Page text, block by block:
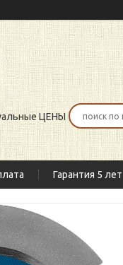
ЦЕНЫ
Гарантия 5 лет